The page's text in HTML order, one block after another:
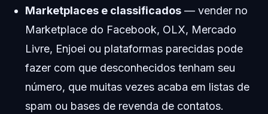
Marketplaces e classificados— vender no
Marketplace do Facebook, OLX, Mercado
Livre, Enjoei ou plataformas parecidas pode
fazer com que desconhecidos tenham seu
número, que muitas vezes acaba em listas de
spam ou bases de revenda de contatos.